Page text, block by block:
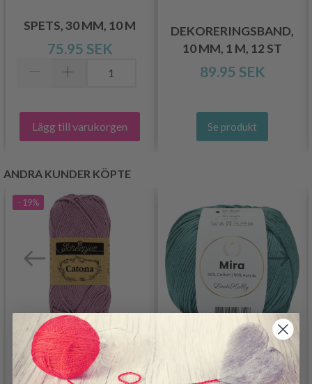
SPETS, 30 MM, 10 M
75.95 SEK
Lägg till varukorgen
DEKORERINGSBAND,
10 MM, 1 M, 12 ST
89.95 SEK
Se produkt
ANDRA KUNDER KÖPTE
- 19%
SCHEEPJES CATONA
LINDEHOBBY MIRA